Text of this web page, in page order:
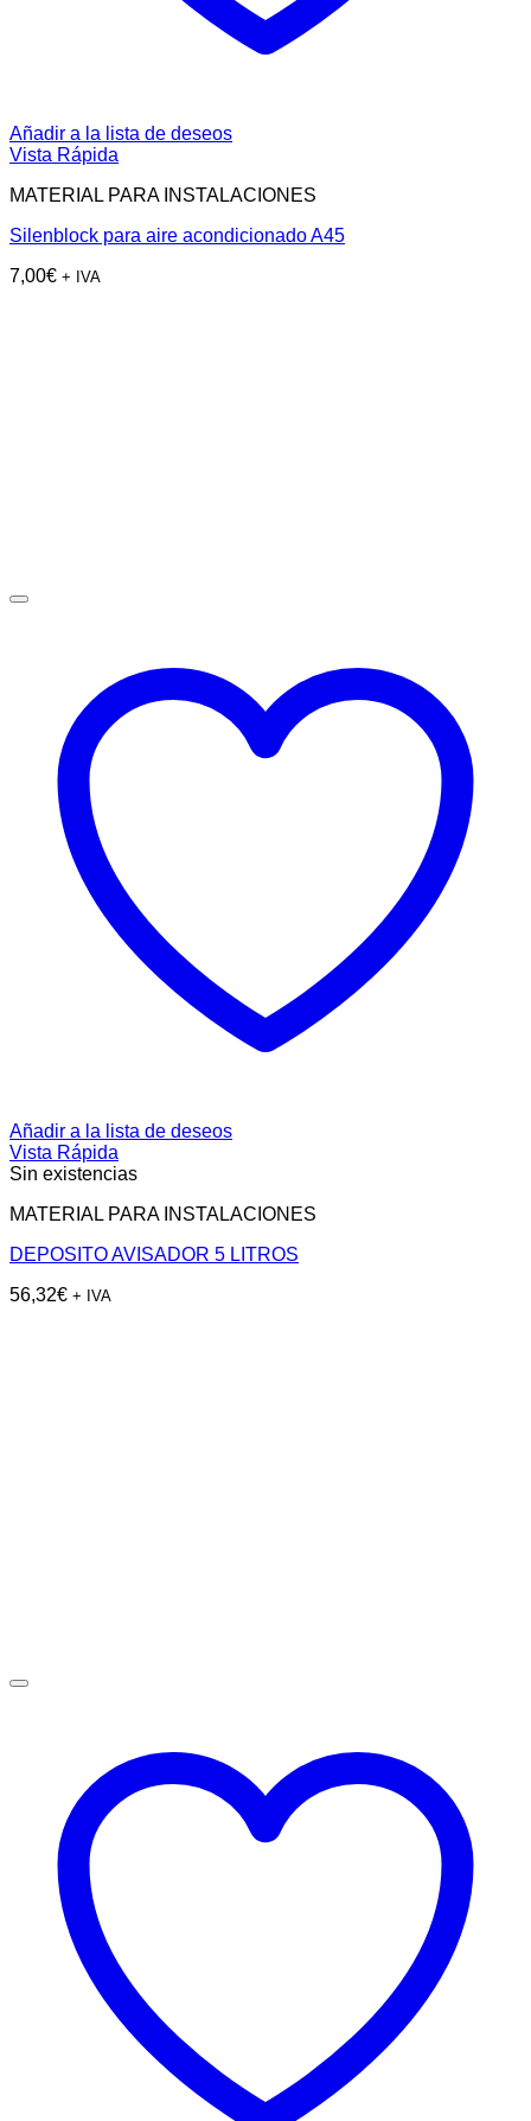
Añadir a la lista de deseos
Vista Rápida
MATERIAL PARA INSTALACIONES
Silenblock para aire acondicionado A45
7,00€ + IVA
Añadir a la lista de deseos
Vista Rápida
Sin existencias
MATERIAL PARA INSTALACIONES
DEPOSITO AVISADOR 5 LITROS
56,32€ + IVA